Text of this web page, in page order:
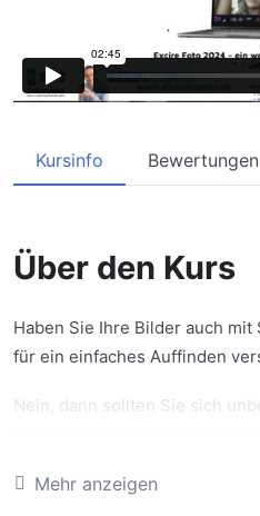
Kursinfo Bewertungen
Über den Kurs
Haben Sie Ihre Bilder auch
für ein einfaches Auffinden
Nein, dann sollten Sie sich
eventuell mühsames Suchen
Mehr anzeigen